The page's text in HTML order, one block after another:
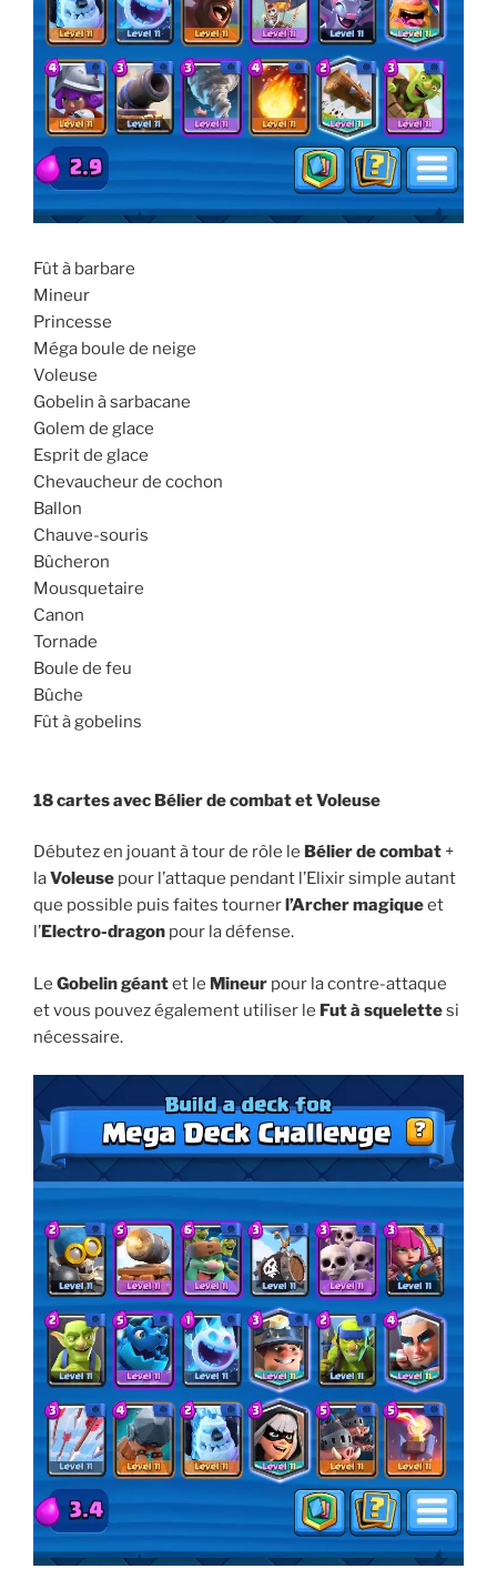
Fût à barbare
Mineur
Princesse
Méga boule de neige
Voleuse
Gobelin à sarbacane
Golem de glace
Esprit de glace
Chevaucheur de cochon
Ballon
Chauve-souris
Bûcheron
Mousquetaire
Canon
Tornade
Boule de feu
Bûche
Fût à gobelins
18 cartes avec Bélier de combat et Voleuse
Débutez en jouant à tour de rôle le Bélier de combat +
laVoleuse pour l’attaque pendant l’Elixir simple autant
que possible puis faites tournerl’Archer magiqueet
l’Electro-dragon pour la défense.
Le Gobelin géantet le Mineur pour la contre-attaque
et vous pouvez également utiliser le Fut à squelettesi
nécessaire.